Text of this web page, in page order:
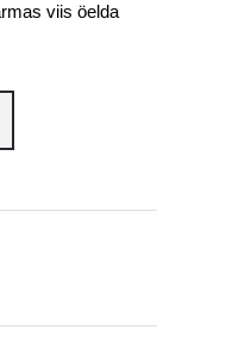
viis öelda